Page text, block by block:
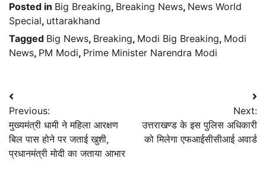
Posted in Big Breaking, Breaking News, News World
Special, uttarakhand
Tagged Big News, Breaking, Modi Big Breaking, Modi
News, PM Modi, Prime Minister Narendra Modi
Post
navigation
Previous:
मुख्यमंत्री धामी ने महिला आरक्षण
बिल पास होने पर जताई खुशी,
प्रधानमंत्री मोदी का जताया आभार
Next:
उत्तराखण्ड के इस पुलिस अधिकारी
को मिलेगा एफआईसीसीआई अवार्ड